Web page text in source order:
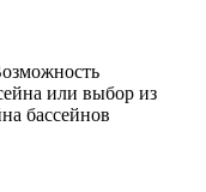
или выбор из
бассейнов